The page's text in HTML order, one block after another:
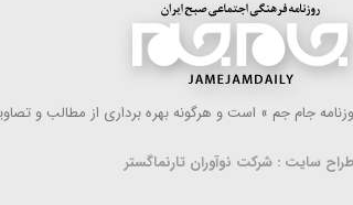
جام جم » است و هرگونه بهره ‌برداری از مطالب و
طراح سایت : شرکت نوآوران تارنماگستر